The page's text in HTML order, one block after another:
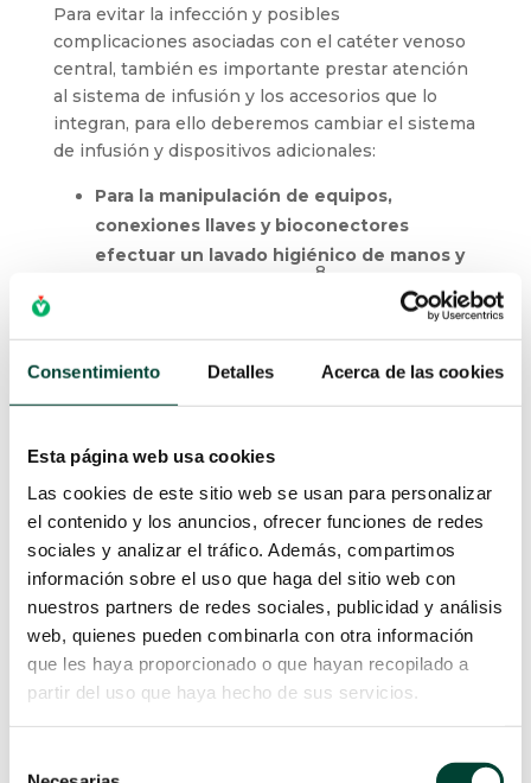
Consentimiento Detalles Acerca de las cookies
Esta página web usa cookies
Las cookies de este sitio web se usan para personalizar
el contenido y los anuncios, ofrecer funciones de redes
sociales y analizar el tráfico. Además, compartimos
información sobre el uso que haga del sitio web con
nuestros partners de redes sociales, publicidad y análisis
web, quienes pueden combinarla con otra información
que les haya proporcionado o que hayan recopilado a
partir del uso que haya hecho de sus servicios.
Para evitar la infección y posibles
complicaciones asociadas con el catéter venoso
central, también es importante prestar atención
al sistema de infusión y los accesorios que lo
integran, para ello deberemos cambiar el sistema
de infusión y dispositivos adicionales:
Para la manipulación de equipos,
conexiones llaves y bioconectores
efectuar un lavado higiénico de manos y
8
Se utilizarán el mínimo número de llaves
de tres vías posible y las luces libres
siempre deberán estar protegidas por su
correspondiente tapón.
tres vías para colocar un bioconector
donde administraremos bolus y soluciones
discontinuas. Esta puerta estará
previamente protegida mediante tapón
impregnado con solución alcohólica o se
desinfectará la zona con solución
alcohólica durante 30 segundos.
8
y siempre que estén las conexiones
visiblemente sucias o en caso de
desconexiones accidentales.